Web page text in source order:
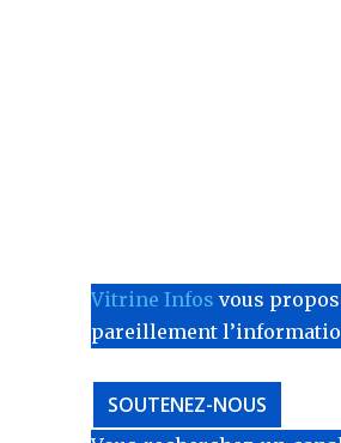
Vitrine Infos vous
pareillement
SOUTENEZ-NOUS